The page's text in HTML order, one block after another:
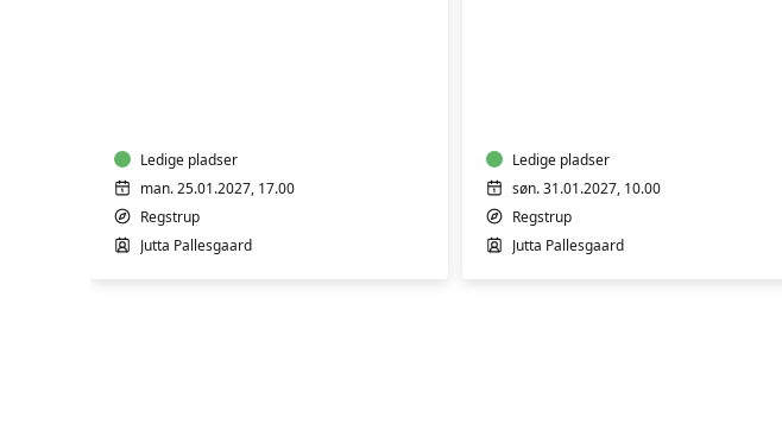
Ledige pladser
man. 25.01.2027, 17.00
Regstrup
Jutta Pallesgaard
Ledige pladser
søn. 31.01.2027, 10.00
Regstrup
Jutta Pallesgaard